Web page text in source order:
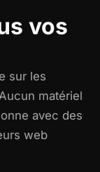
vos
sur les
matériel
avec des
web